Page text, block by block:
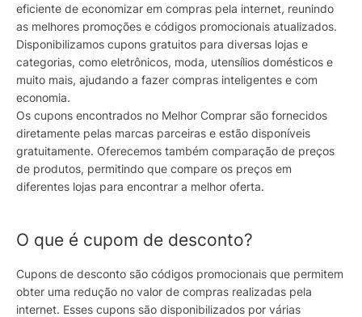
eficiente de economizar em compras pela internet, reunindo
as melhores promoções e códigos promocionais atualizados.
Disponibilizamos cupons gratuitos para diversas lojas e
categorias, como eletrônicos, moda, utensílios domésticos e
muito mais, ajudando a fazer compras inteligentes e com
economia.
Os cupons encontrados no Melhor Comprar são fornecidos
diretamente pelas marcas parceiras e estão disponíveis
gratuitamente. Oferecemos também comparação de preços
de produtos, permitindo que compare os preços em
diferentes lojas para encontrar a melhor oferta.
O que é cupom de desconto?
Cupons de desconto são códigos promocionais que permitem
obter uma redução no valor de compras realizadas pela
internet. Esses cupons são disponibilizados por várias